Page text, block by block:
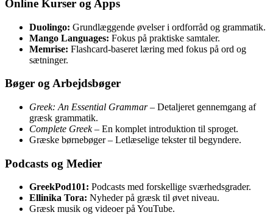
Online Kurser og Apps
Duolingo: Grundlæggende øvelser i ordforråd og grammatik.
Mango Languages: Fokus på praktiske samtaler.
Memrise: Flashcard-baseret læring med fokus på ord og
sætninger.
Bøger og Arbejdsbøger
Greek: An Essential Grammar– Detaljeret gennemgang af
græsk grammatik.
Complete Greek– En komplet introduktion til sproget.
Græske børnebøger – Letlæselige tekster til begyndere.
Podcasts og Medier
GreekPod101: Podcasts med forskellige sværhedsgrader.
Ellinika Tora: Nyheder på græsk til øvet niveau.
Græsk musik og videoer på YouTube.